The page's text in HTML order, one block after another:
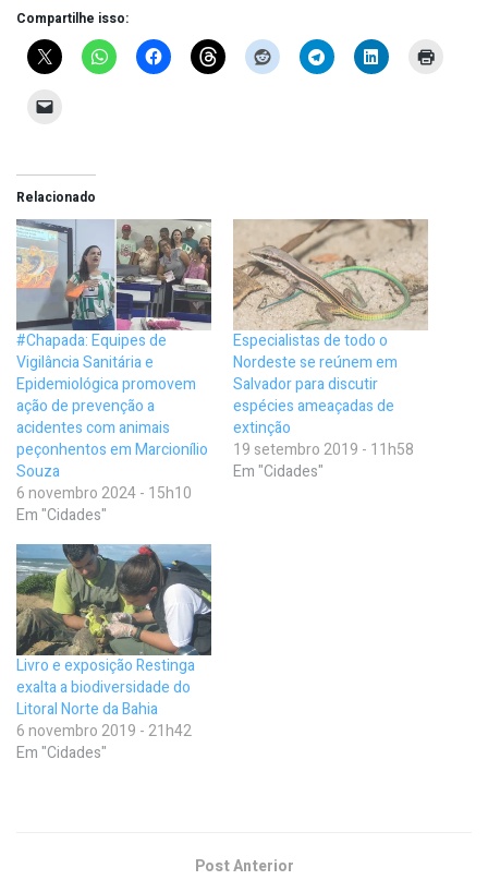
Compartilhe isso:
Relacionado
#Chapada: Equipes de
Vigilância Sanitária e
Epidemiológica promovem
ação de prevenção a
acidentes com animais
peçonhentos em Marcionílio
Souza
6 novembro 2024 - 15h10
Em "Cidades"
Especialistas de todo o
Nordeste se reúnem em
Salvador para discutir
espécies ameaçadas de
extinção
19 setembro 2019 - 11h58
Em "Cidades"
Livro e exposição Restinga
exalta a biodiversidade do
Litoral Norte da Bahia
6 novembro 2019 - 21h42
Em "Cidades"
Post Anterior